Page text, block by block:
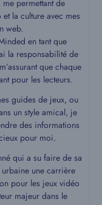
permettant de
la culture avec mes
web.
en tant que
la responsabilité de
que chaque
pour les lecteurs.
guides de jeux, ou
un style amical, je
des informations
pour moi.
qui a su faire de sa
une carrière
pour les jeux vidéo
majeur dans le